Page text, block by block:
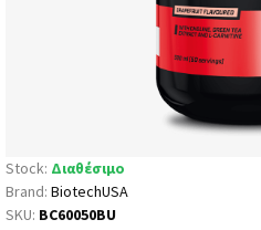
Stock: Διαθέσιμο
Brand: BiotechUSA
SKU: BC60050BU